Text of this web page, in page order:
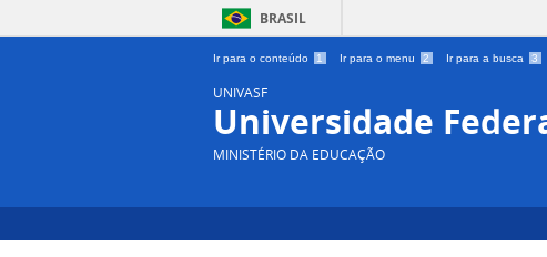
BRASIL
Ir para o conteúdo 1 Ir para o menu 2 Ir para a busca 3
UNIVASF
Universidade
MINISTÉRIO DA EDUCAÇÃO